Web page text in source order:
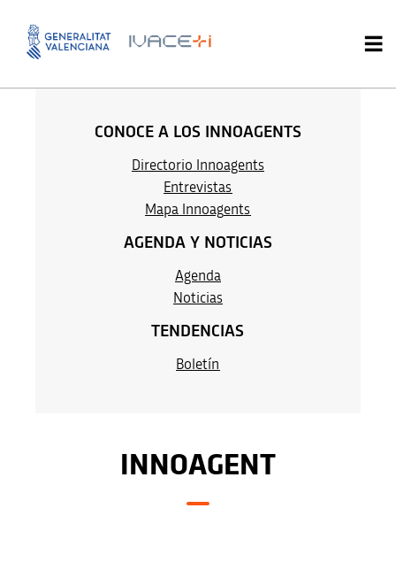
CONOCE A LOS INNOAGENTS
Directorio Innoagents
Entrevistas
Mapa Innoagents
AGENDA Y NOTICIAS
Agenda
Noticias
TENDENCIAS
Boletín
INNOAGENT